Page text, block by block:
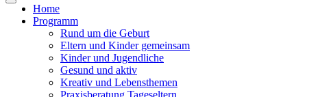
Toggle
navigation
Home
Programm
Rund um die Geburt
Eltern und Kinder gemeinsam
Kinder und Jugendliche
Gesund und aktiv
Kreativ und Lebensthemen
Praxisberatung Tageseltern